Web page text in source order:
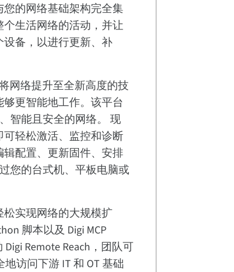
的网络基础架构完全集
生活网络的活动，并让
备，以进行更新、补
网络提升至全新高度的技
更智能地工作。该平台
智能且安全的网络。 现
轻松激活、监控和诊断
配置、更新固件、安排
您的台式机、平板电脑或
实现网络的大规模扩
脚本以及 Digi MCP
Remote Reach，团队可
地访问下游 IT 和 OT 基础